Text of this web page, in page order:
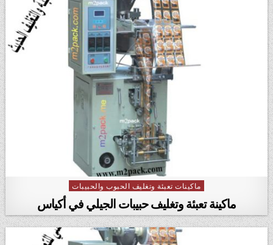
Posted in
ماكينات تعبئة وتغليف الحبوب والحبيبات
ماكينة تعبئة وتغليف حبيبات الجيلي في أكياس